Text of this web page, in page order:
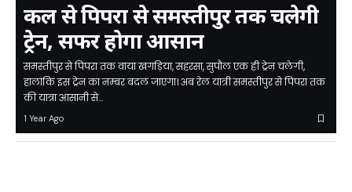
कल से पिपरा से समस्तीपुर तक चलेगी
ट्रेन, सफर होगा आसान
समस्तीपुर से पिपरा तक वाया खगड़िया, सहरसा, सुपौल एक ही ट्रेन चलेगी,
हालांकि इस ट्रेन का नम्बर बदल जाएगा। अब रेल यात्री समस्तीपुर से पिपरा तक
की यात्रा आसानी से…
1 Year Ago